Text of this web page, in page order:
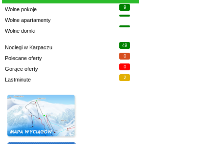
Wolne pokoje 9
Wolne apartamenty
Wolne domki
Noclegi w Karpaczu 49
Polecane oferty 0
Gorące oferty 0
Lastminute 2